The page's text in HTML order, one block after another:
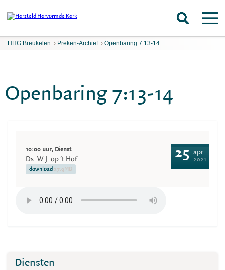
HHG Breukelen › Preken-Archief › Openbaring 7:13-14
Openbaring 7:13-14
10:00 uur, Dienst
Ds. W.J. op 't Hof
download 27.9MB
25 apr
2021
Diensten